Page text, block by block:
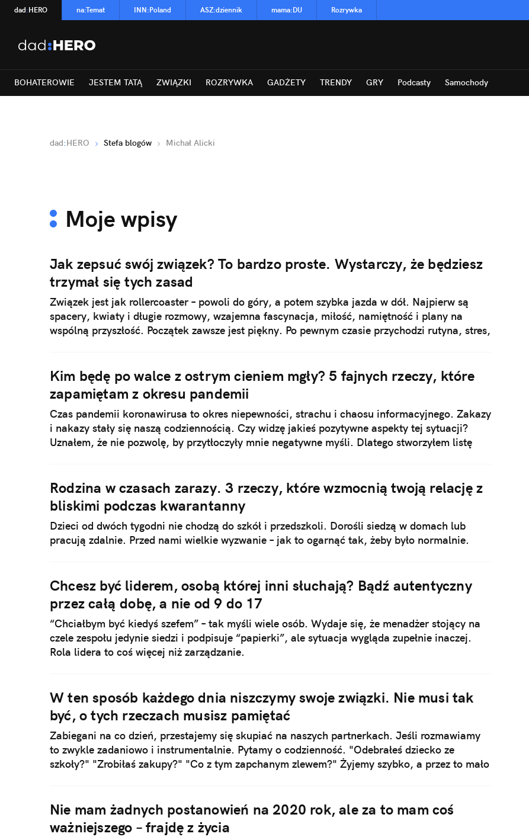
dad:HERO na:Temat INN:Poland ASZ:dziennik mama:DU Rozrywka
BOHATEROWIE JESTEM TATĄ ZWIĄZKI ROZRYWKA GADŻETY TRENDY GRY Podcasty Samochody
dad:HERO Stefa blogów Michał Alicki
Moje wpisy
Jak zepsuć swój związek? To bardzo proste. Wystarczy, że będziesz
trzymał się tych zasad
Związek jest jak rollercoaster – powoli do góry, a potem szybka jazda w dół. Najpierw są
spacery, kwiaty i długie rozmowy, wzajemna fascynacja, miłość, namiętność i plany na
wspólną przyszłość. Początek zawsze jest piękny. Po pewnym czasie przychodzi rutyna, stres,
Kim będę po walce z ostrym cieniem mgły? 5 fajnych rzeczy, które
zapamiętam z okresu pandemii
Czas pandemii koronawirusa to okres niepewności, strachu i chaosu informacyjnego. Zakazy
i nakazy stały się naszą codziennością. Czy widzę jakieś pozytywne aspekty tej sytuacji?
Uznałem, że nie pozwolę, by przytłoczyły mnie negatywne myśli. Dlatego stworzyłem listę
Rodzina w czasach zarazy. 3 rzeczy, które wzmocnią twoją relację z
bliskimi podczas kwarantanny
Dzieci od dwóch tygodni nie chodzą do szkół i przedszkoli. Dorośli siedzą w domach lub
pracują zdalnie. Przed nami wielkie wyzwanie – jak to ogarnąć tak, żeby było normalnie.
Chcesz być liderem, osobą której inni słuchają? Bądź autentyczny
przez całą dobę, a nie od 9 do 17
“Chciałbym być kiedyś szefem” – tak myśli wiele osób. Wydaje się, że menadżer stojący na
czele zespołu jedynie siedzi i podpisuje “papierki”, ale sytuacja wygląda zupełnie inaczej.
Rola lidera to coś więcej niż zarządzanie.
W ten sposób każdego dnia niszczymy swoje związki. Nie musi tak
być, o tych rzeczach musisz pamiętać
Zabiegani na co dzień, przestajemy się skupiać na naszych partnerkach. Jeśli rozmawiamy
to zwykle zadaniowo i instrumentalnie. Pytamy o codzienność. "Odebrałeś dziecko ze
szkoły?" "Zrobiłaś zakupy?" "Co z tym zapchanym zlewem?" Żyjemy szybko, a przez to mało
Nie mam żadnych postanowień na 2020 rok, ale za to mam coś
ważniejszego – frajdę z życia